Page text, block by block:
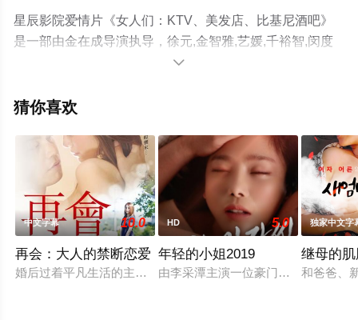
星辰影院爱情片《女人们：KTV、美发店、比基尼酒吧》
是一部由金在成导演执导，徐元,金智雅,艺媛,千裕智,闵度
允,相宇,姜民宇,海一等演员精彩演绎的韩国电影，手机免费
关信息可移步至豆瓣电影、电视猫或剧情网等平台了解。

猜你喜欢
中文字幕 10.0
再会：大人的禁断恋爱
婚后过着平凡生活的主妇由美子，发现隔壁搬来的新邻居，正
HD 5.0
年轻的小姐2019
由李采潭主演一位豪门小姐，身边男
独家中文字
继母的
和爸爸、